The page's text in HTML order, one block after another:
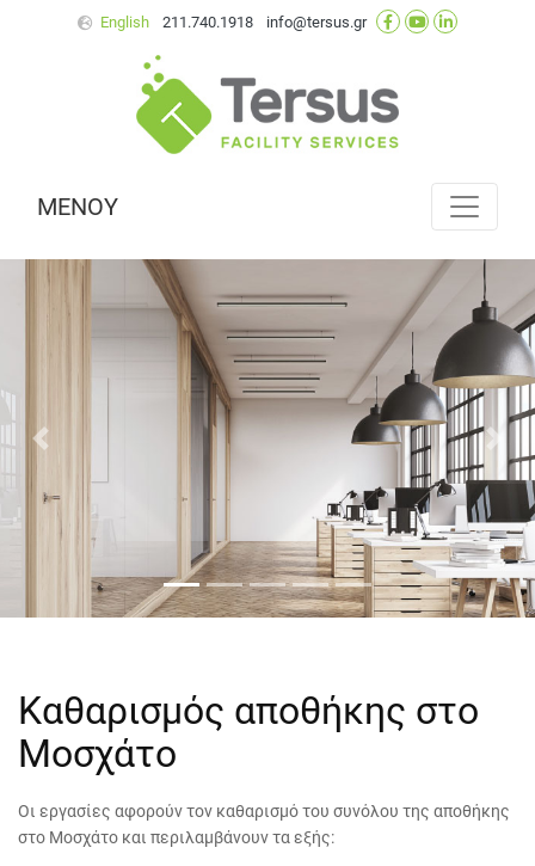
English 211.740.1918 info@tersus.gr
ΜΕΝΟΥ
Προηγούμενο
Καθαρισμός αποθήκης στο
Μοσχάτο
Οι εργασίες αφορούν τον καθαρισμό του συνόλου της αποθήκης
στο Μοσχάτο και περιλαμβάνουν τα εξής: